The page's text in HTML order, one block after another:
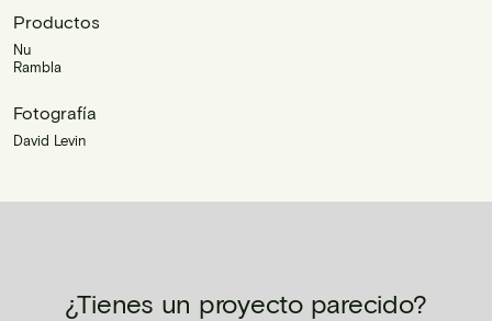
Productos
Nu
Rambla
Fotografía
David Levin
¿Tienes un proyecto parecido?